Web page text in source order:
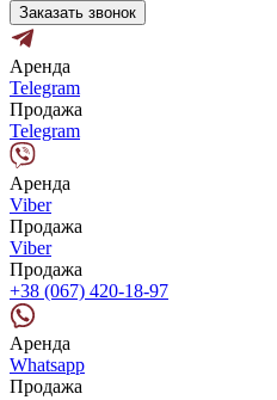
Заказать звонок
Аренда
Telegram
Продажа
Telegram
Аренда
Viber
Продажа
Viber
Продажа
+38 (067) 420-18-97
Аренда
Whatsapp
Продажа